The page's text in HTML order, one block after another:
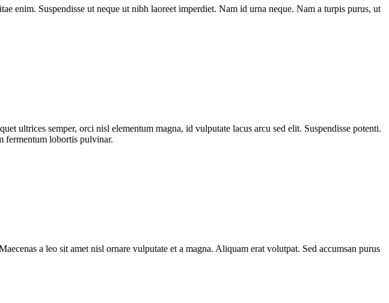
enim. Suspendisse ut neque ut nibh laoreet imperdiet. Nam id urna neque. Nam a turpis purus, ut
ultrices semper, orci nisl elementum magna, id vulputate lacus arcu sed elit. Suspendisse potenti.
fermentum lobortis pulvinar.
a leo sit amet nisl ornare vulputate et a magna. Aliquam erat volutpat. Sed accumsan purus